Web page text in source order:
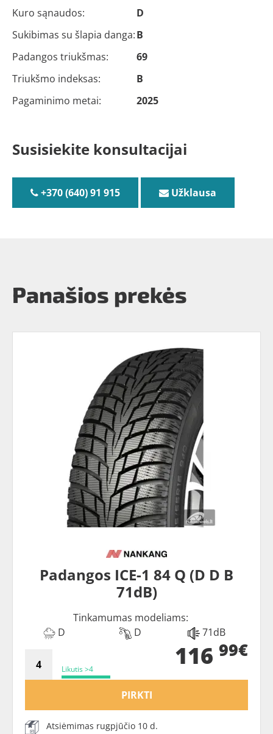
Kuro sąnaudos:
D
Sukibimas su šlapia danga:B
Padangos triukšmas:
69
Triukšmo indeksas:
B
Pagaminimo metai:
2025
Susisiekite konsultacijai
+370 (640) 91 915 Užklausa
Panašios prekės
Padangos ICE-1 84 Q (D D B
71dB)
Tinkamumas modeliams:
D
D 71dB
Likutis >4 116 99€
PIRKTI
Atsiėmimas rugpjūčio 10 d.